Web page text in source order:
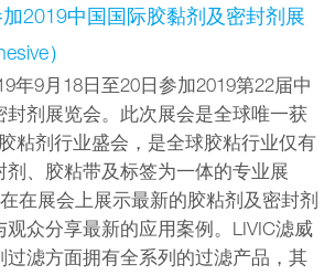
2019中国国际胶黏剂及密封剂展
）
年9月18日至20日参加2019第22届中
封剂展览会。此次展会是全球唯一获
粘剂行业盛会，是全球胶粘行业仅有
剂、胶粘带及标签为一体的专业展
在展会上展示最新的胶粘剂及密封剂
观众分享最新的应用案例。LIVIC滤威
过滤方面拥有全系列的过滤产品，其